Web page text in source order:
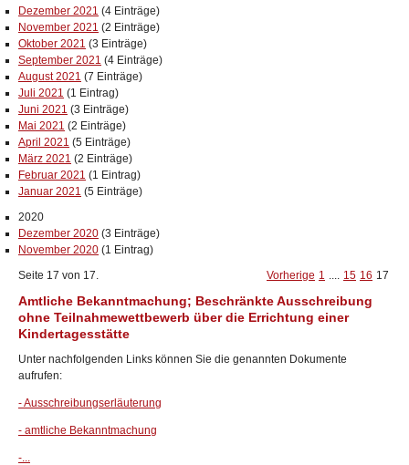
Dezember 2021 (4 Einträge)
November 2021 (2 Einträge)
Oktober 2021 (3 Einträge)
September 2021 (4 Einträge)
August 2021 (7 Einträge)
Juli 2021 (1 Eintrag)
Juni 2021 (3 Einträge)
Mai 2021 (2 Einträge)
April 2021 (5 Einträge)
März 2021 (2 Einträge)
Februar 2021 (1 Eintrag)
Januar 2021 (5 Einträge)
2020
Dezember 2020 (3 Einträge)
November 2020 (1 Eintrag)
Seite 17 von 17.
Vorherige 1 .... 15 16 17
Amtliche Bekanntmachung; Beschränkte Ausschreibung
ohne Teilnahmewettbewerb über die Errichtung einer
Kindertagesstätte
Unter nachfolgenden Links können Sie die genannten Dokumente
aufrufen:
- Ausschreibungserläuterung
- amtliche Bekanntmachung
-...